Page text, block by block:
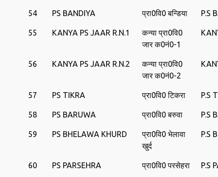
54 PS BANDIYA प्रा0वि0 बन्डिया P.S
55 KANYA PS JAAR R.N.1
कन्‍या प्रा0वि0
जार क0नं0-1
56 KANYA PS JAAR R.N.2
कन्‍या प्रा0वि0
जार क0नं0-2
57 PS TIKRA प्रा0वि0 टिकरा P.S
58 PS BARUWA प्रा0वि0 बरुवा P.S
59 PS BHELAWA KHURD
प्रा0वि0 भेलावा
खुर्द
P.S
60 PS PARSEHRA प्रा0वि0 परसेहरा P.S